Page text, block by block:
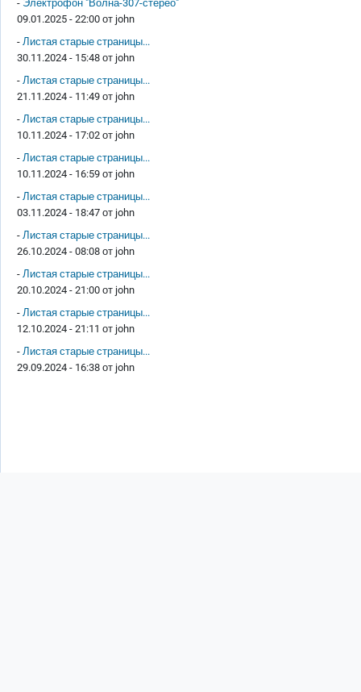
- Электрофон "Волна-307-стерео"
09.01.2025 - 22:00 от john
- Листая старые страницы...
30.11.2024 - 15:48 от john
- Листая старые страницы...
21.11.2024 - 11:49 от john
- Листая старые страницы...
10.11.2024 - 17:02 от john
- Листая старые страницы...
10.11.2024 - 16:59 от john
- Листая старые страницы...
03.11.2024 - 18:47 от john
- Листая старые страницы...
26.10.2024 - 08:08 от john
- Листая старые страницы...
20.10.2024 - 21:00 от john
- Листая старые страницы...
12.10.2024 - 21:11 от john
- Листая старые страницы...
29.09.2024 - 16:38 от john